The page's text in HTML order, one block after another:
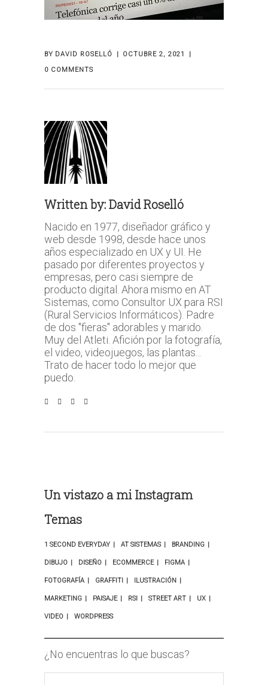
BY DAVID ROSELLÓ
OCTUBRE 2, 2021
0 COMMENTS
Written by:David Roselló
Nacido en 1977, diseñador gráfico y
web desde 1998, desde hace unos
años especializado en UX y UI. He
pasado por diferentes proyectos y
empresas, pero casi siempre de
producto digital. Ahora mismo en AT
Sistemas, como Consultor UX para RSI
(Rural Servicios Informáticos). Padre
de dos "fieras" adorables y marido.
Muy del Atleti. Afición por la fotografía,
el video, videojuegos, las plantas...
Trato de hacer todo lo mejor que
puedo.
Un vistazo a mi Instagram
Temas
1 SECOND EVERYDAY AT SISTEMAS BRANDING
DIBUJO DISEÑO ECOMMERCE FIGMA
FOTOGRAFÍA GRAFFITI ILUSTRACIÓN
MARKETING PAISAJE RSI STREET ART UX
VIDEO WORDPRESS
¿No encuentras lo que buscas?